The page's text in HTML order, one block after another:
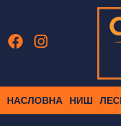
НАСЛОВНА НИШ